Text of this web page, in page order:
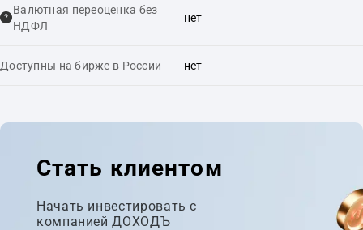
Валютная переоценка без
НДФЛ
нет
Доступны на бирже в России нет
Стать клиентом
Начать инвестировать с
компанией ДОХОДЪ